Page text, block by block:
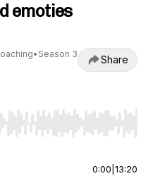
emoties
• Season 3
Share
seek, Home/End to jump to
0:00 13:20